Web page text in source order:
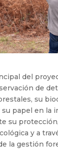
del
de
su
papel en la
su
y a
la gestión